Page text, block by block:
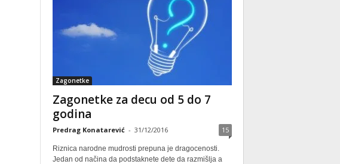
Zagonetke
Zagonetke za decu od 5 do 7
godina
Predrag Konatarević - 31/12/2016 15
Riznica narodne mudrosti prepuna je dragocenosti.
Jedan od načina da podstaknete dete da razmišlja a